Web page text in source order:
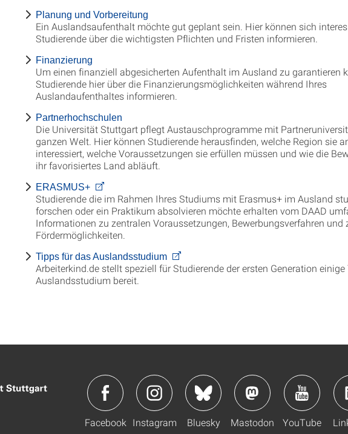
Planung und Vorbereitung
Ein Auslandsaufenthalt möchte gut geplant sein. Hier können sich
Studierende über die wichtigsten Pflichten und Fristen informieren.
Finanzierung
Um einen finanziell abgesicherten Aufenthalt im Ausland zu garantieren
Studierende hier über die Finanzierungsmöglichkeiten während Ihres
Auslandaufenthaltes informieren.
Partnerhochschulen
Die Universität Stuttgart pflegt Austauschprogramme mit
ganzen Welt. Hier können Studierende herausfinden, welche Region sie
interessiert, welche Voraussetzungen sie erfüllen müssen und wie die
ihr favorisiertes Land abläuft.
ERASMUS+
Studierende die im Rahmen Ihres Studiums mit Erasmus+ im Ausland
forschen oder ein Praktikum absolvieren möchte erhalten vom DAAD
Informationen zu zentralen Voraussetzungen, Bewerbungsverfahren und
Fördermöglichkeiten.
Tipps für das Auslandsstudium
Arbeiterkind.de stellt speziell für Studierende der ersten Generation
Auslandsstudium bereit.
Facebook Instagram Bluesky Mastodon YouTube